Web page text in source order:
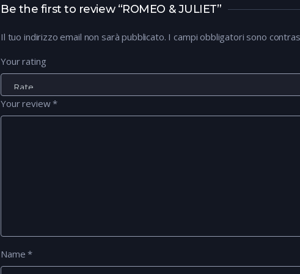
Be the first to review “ROMEO & JULIET”
Il tuo indirizzo email non sarà pubblicato. I campi obbligatori sono
Your rating
Your review*
Name*